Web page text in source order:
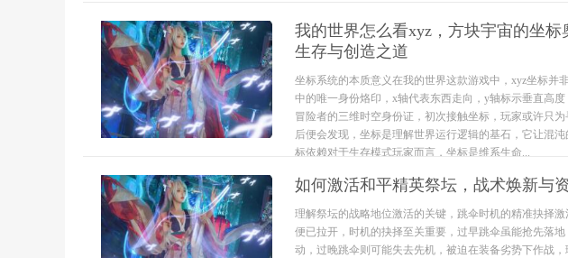
我的世界怎么看xyz，方块宇宙的坐
生存与创造之道
坐标系统的本质意义在我的世界这款游戏中，xyz坐标并
中的唯一身份烙印，x轴代表东西走向，y轴标示垂直高
冒险者的三维时空身份证，初次接触坐标，玩家或许只
后便会发现，坐标是理解世界运行逻辑的基石，它让混
标依赖对于生存模式玩家而言，坐标是维系生命...
如何激活和平精英祭坛，战术焕新与
理解祭坛的战略地位激活的关键，跳伞时机的精准抉择
便已拉开，时机的抉择至关重要，过早跳伞虽能抢先落
动，过晚跳伞则可能失去先机，被迫在装备劣势下作战